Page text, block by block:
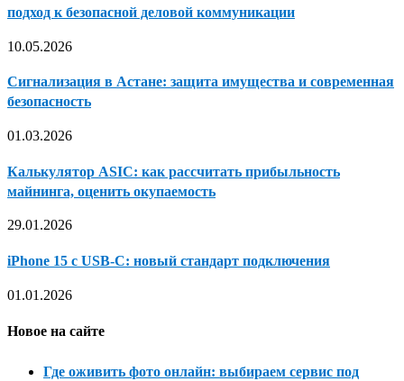
подход к безопасной деловой коммуникации
10.05.2026
Сигнализация в Астане: защита имущества и современная
безопасность
01.03.2026
Калькулятор ASIC: как рассчитать прибыльность
майнинга, оценить окупаемость
29.01.2026
iPhone 15 с USB-C: новый стандарт подключения
01.01.2026
Новое на сайте
Где оживить фото онлайн: выбираем сервис под